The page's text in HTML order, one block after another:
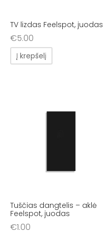
TV lizdas Feelspot, juodas
€5.00
Į krepšelį
Tuščias dangtelis – aklė
Feelspot, juodas
€1.00